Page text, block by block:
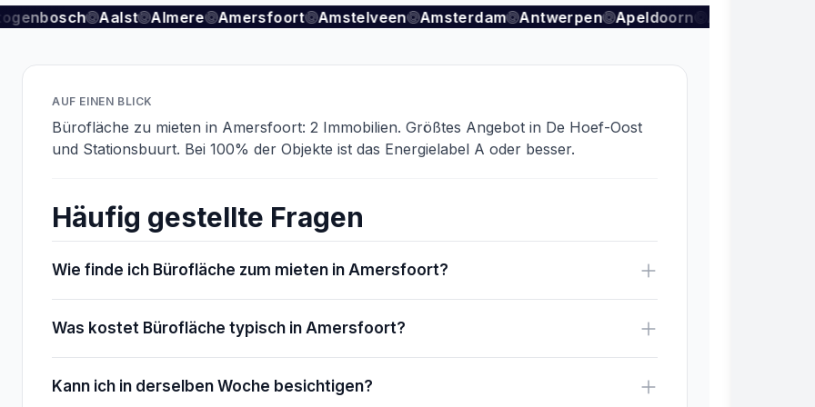
Aalst Almere Amersfoort Amstelveen Amsterdam Antwerpen Apeldoorn Arnhem
AUF EINEN BLICK
Bürofläche zu mieten in Amersfoort: 2 Immobilien. Größtes Angebot in De Hoef-Oost
und Stationsbuurt. Bei 100% der Objekte ist das Energielabel A oder besser.
Häufig gestellte Fragen
Wie finde ich Bürofläche zum mieten in Amersfoort?
Was kostet Bürofläche typisch in Amersfoort?
Kann ich in derselben Woche besichtigen?